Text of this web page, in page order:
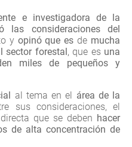
e investigadora de la
las consideraciones del
y opinó que es de mucha
sector forestal, que es una
miles de pequeños y
al tema en el área de la
sus consideraciones, el
que se deben hacer
de alta concentración de